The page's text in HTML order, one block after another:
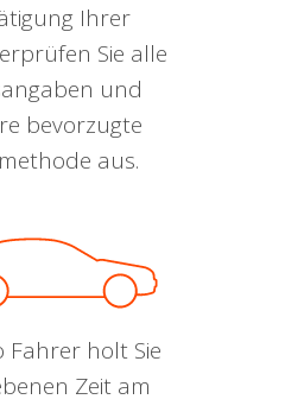
Ihrer
Sie alle
und
bevorzugte
aus.
Fahrer holt Sie
Zeit am